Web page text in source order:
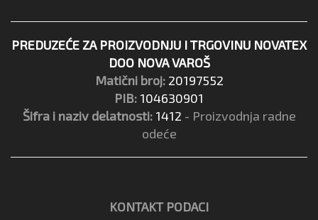
PREDUZEĆE ZA PROIZVODNJU I TRGOVINU NOVATEX
DOO NOVA VAROŠ
Matični broj: 20197552
PIB: 104630901
Šifra i naziv delatnosti: 1412 - Proizvodnja radne
odeće
KONTAKT PODACI